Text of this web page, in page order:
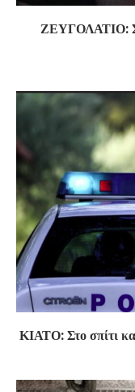
ΖΕΥΓΟΛΑΤΙΟ:
ΚΙΑΤΟ: Στο σπίτι